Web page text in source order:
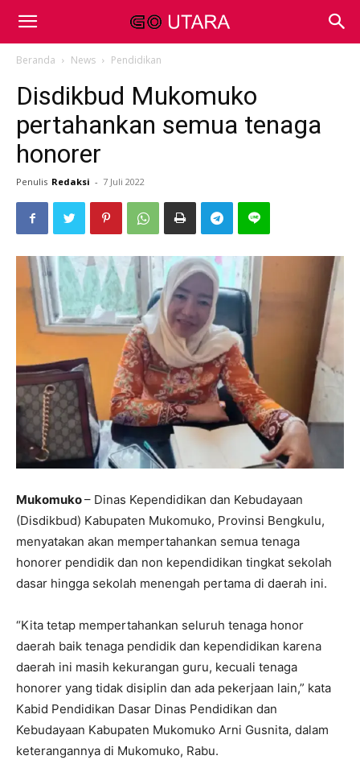
Beranda News Pendidikan
Disdikbud Mukomuko
pertahankan semua tenaga
honorer
Penulis Redaksi - 7 Juli 2022
Mukomuko– Dinas Kependidikan dan Kebudayaan
(Disdikbud) Kabupaten Mukomuko, Provinsi Bengkulu,
menyatakan akan mempertahankan semua tenaga
honorer pendidik dan non kependidikan tingkat sekolah
dasar hingga sekolah menengah pertama di daerah ini.
“Kita tetap mempertahankan seluruh tenaga honor
daerah baik tenaga pendidik dan kependidikan karena
daerah ini masih kekurangan guru, kecuali tenaga
honorer yang tidak disiplin dan ada pekerjaan lain,” kata
Kabid Pendidikan Dasar Dinas Pendidikan dan
Kebudayaan Kabupaten Mukomuko Arni Gusnita, dalam
keterangannya di Mukomuko, Rabu.